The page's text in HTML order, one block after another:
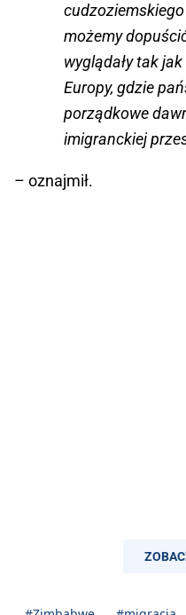
możemy
wyglądały tak
Europy, gdzie
porządkowe
imigranckiej
– oznajmił.